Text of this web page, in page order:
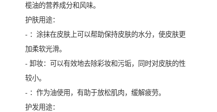
榄油的营养成分和风味。
护肤用途：
- ：涂抹在皮肤上可以帮助保持皮肤的水分，使皮肤更
加柔软光滑。
- 卸妆：可以有效地去除彩妆和污垢，同时对皮肤的性
较小。
- ：作为油使用，有助于放松肌肉，缓解疲劳。
护发用途：